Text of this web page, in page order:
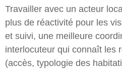
Travailler avec un acteur
plus de réactivité pour les
et suivi, une meilleure
interlocuteur qui connaît les
(accès, typologie des